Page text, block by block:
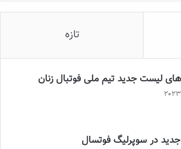
تازه
ليست جدید تيم ملى فوتبال زنان
در سوپرلیگ فوتسال